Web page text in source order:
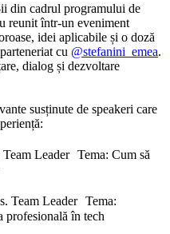
din cadrul programului de
reunit într-un eveniment
idei aplicabile și o doză
cu @stefanini_emea.
dialog și dezvoltare
susținute de speakeri care
Leader Tema: Cum să
Team Leader Tema:
profesională în tech